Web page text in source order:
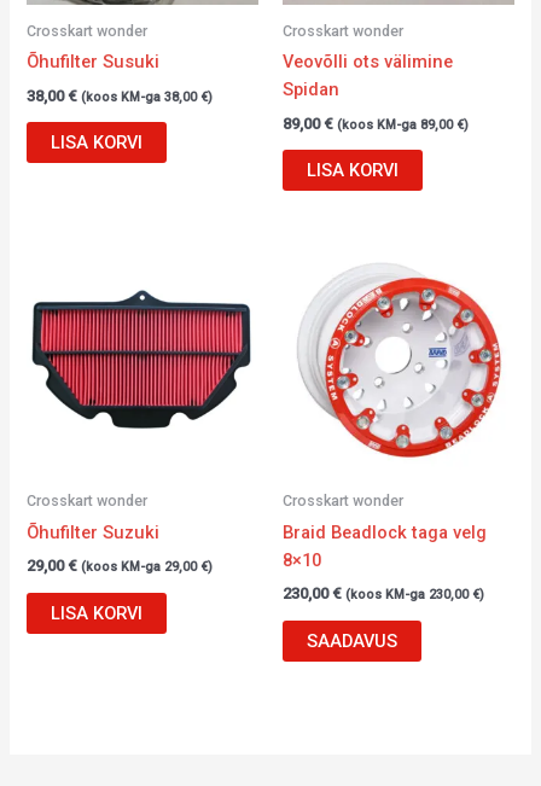
Crosskart wonder
Õhufilter Susuki
38,00€ (koos KM-ga38,00 €)
LISA KORVI
Crosskart wonder
Veovõlli ots välimine
Spidan
89,00€ (koos KM-ga 89,00 €)
LISA KORVI
Crosskart wonder
Õhufilter Suzuki
29,00€ (koos KM-ga 29,00 €)
LISA KORVI
Crosskart wonder
Braid Beadlock taga velg
8×10
230,00€ (koos KM-ga 230,00 €)
SAADAVUS